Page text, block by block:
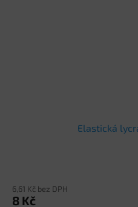
Elastická
6,61 Kč bez DPH
8 Kč